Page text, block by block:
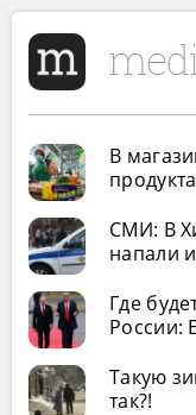
В
СМИ: В
напали
Где
России:
Такую
так?!